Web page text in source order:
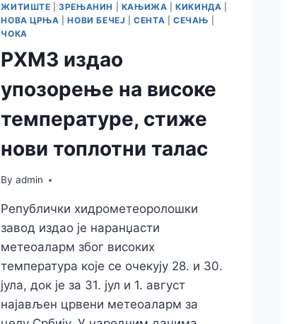
ЖИТИШТЕ |ЗРЕЊАНИН КАЊИЖА |КИКИНДА
НОВА ЦРЊА
|НОВИ БЕЧЕЈ |СЕНТА |СЕЧАЊ
ЧОКА
РХМЗ издао
упозорење на високе
температуре, стиже
нови топлотни талас
By admin
Републички хидрометеоролошки
завод издао је наранџасти
метеоаларм због високих
температура које се очекују 28. и 30.
јула, док је за 31. јул и 1. август
најављен црвени метеоаларм за